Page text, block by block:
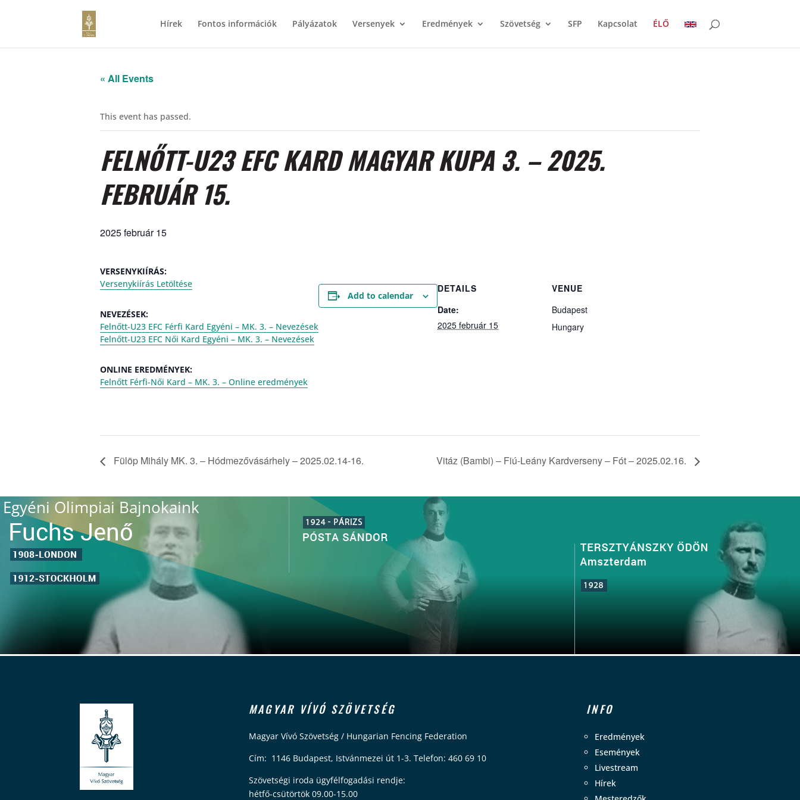
Hírek Fontos információk Pályázatok Versenyek Eredmények Szövetség SFP Kapcsolat ÉLŐ
« All Events
This event has passed.
FELNŐTT-U23 EFC KARD MAGYAR KUPA 3. – 2025.
FEBRUÁR 15.
2025 február 15
VERSENYKIÍRÁS:
Versenykiírás Letöltése
NEVEZÉSEK:
Felnőtt-U23 EFC Férfi Kard Egyéni – MK. 3. – Nevezések
Felnőtt-U23 EFC Női Kard Egyéni – MK. 3. – Nevezések
ONLINE EREDMÉNYEK:
Felnőtt Férfi-Női Kard – MK. 3. – Online eredmények
Add to calendar
DETAILS
Date:
2025 február 15
VENUE
Budapest
Hungary
Fülöp Mihály MK. 3. – Hódmezővásárhely – 2025.02.14-16. Vitáz (Bambi) – Fiú-Leány Kardverseny – Fót – 2025.02.16.
Egyéni Olimpiai Bajnokaink
MAGYAR VÍVÓ SZÖVETSÉG
Magyar Vívó Szövetség / Hungarian Fencing Federation
Cím: 1146 Budapest, Istvánmezei út 1-3. Telefon: 460 69 10
Szövetségi iroda ügyfélfogadási rendje:
hétfő-csütörtök 09.00-15.00
INFO
Eredmények
Események
Livestream
Hírek